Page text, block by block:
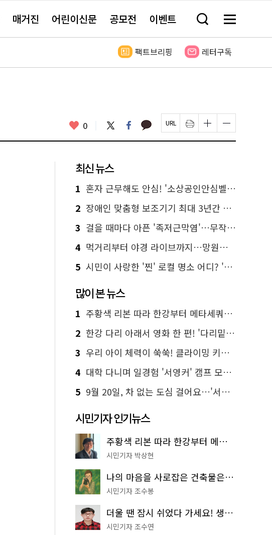
매거진 어린이신문 공모전 이벤트 검
창
기
메
전
보
팩트브리핑 레터구독
좋
요
0 트
위
터
페
이
스
카
카 페
이
지
인
쇄
하
글
자
크
하
기
글
자
크
하
기
최신 뉴스
1 혼자 근무해도 안심! '소상공인안심벨' 신청하세요
2 장애인 맞춤형 보조기기 최대 3년간 무상 대여…삶의 질 높인다
3 걸을 때마다 아픈 '족저근막염'…무작정 참지 말고 '이것' 해보세요!
4 먹거리부터 야경 라이브까지…망원한강공원 알짜 코스
5 시민이 사랑한 '찐' 로컬 명소 어디? '서울에디션25' 추천 코스
많이 본 뉴스
1 주황색 리본 따라 한강부터 메타세쿼이아 숲길까지…서울둘레길 15코스
2 한강 다리 아래서 영화 한 편! '다리밑 영화관' 무료 상영
3 우리 아이 체력이 쑥쑥! 클라이밍 키즈카페·어린이 체력장
4 대학 다니며 일경험 '서영커' 캠프 모집…전액 무료
5 9월 20일, 차 없는 도심 걸어요…'서울 걷자 페스티벌' 선착순 5천명
시민기자 인기뉴스
주황색 리본 따라 한강부터 메타세쿼이아 숲길까지…서울둘레길 15코스
시민기자 박상현
나의 마음을 사로잡은 건축물은? '서울시 건축상' 수상작 공개!
시민기자 조수봉
더울 땐 잠시 쉬었다 가세요! 생수 냉장고부터 해피소·무더위쉼터까지
시민기자 조수연